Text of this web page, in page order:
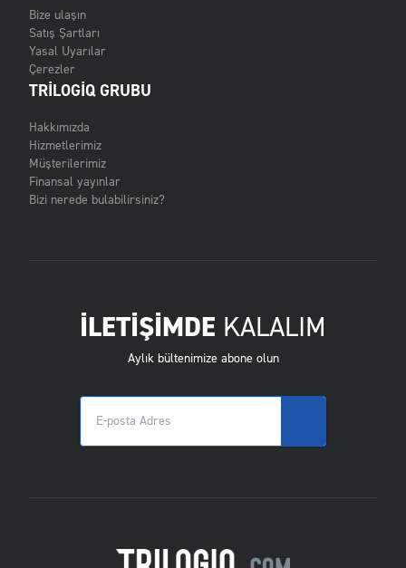
Bize ulaşın
Satış Şartları
Yasal Uyarılar
Çerezler
TRILOGIQ GRUBU
Hakkımızda
Hizmetlerimiz
Müşterilerimiz
Finansal yayınlar
Bizi nerede bulabilirsiniz?
İLETİŞİMDE KALALIM
Aylık bültenimize abone olun